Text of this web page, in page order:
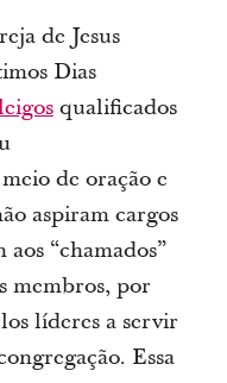
de Jesus
Dias
qualificados
de oração e
aspiram cargos
“chamados”
membros, por
líderes a servir
Essa